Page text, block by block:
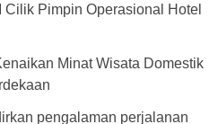
Cilik Pimpin Operasional Hotel
Minat Wisata Domestik
pengalaman perjalanan